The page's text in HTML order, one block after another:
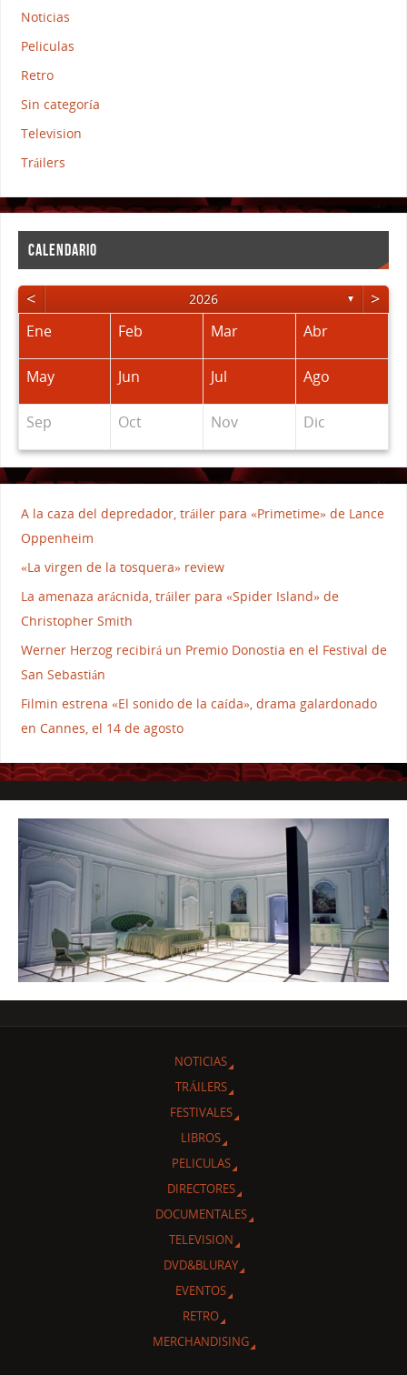
Noticias
Peliculas
Retro
Sin categoría
Television
Tráilers
CALENDARIO
< 2026 ▼ >
Ene Feb Mar Abr
May Jun Jul Ago
Sep Oct Nov Dic
A la caza del depredador, tráiler para «Primetime» de Lance
Oppenheim
«La virgen de la tosquera» review
La amenaza arácnida, tráiler para «Spider Island» de
Christopher Smith
Werner Herzog recibirá un Premio Donostia en el Festival de
San Sebastián
Filmin estrena «El sonido de la caída», drama galardonado
en Cannes, el 14 de agosto
NOTICIAS
TRÁILERS
FESTIVALES
LIBROS
PELICULAS
DIRECTORES
DOCUMENTALES
TELEVISION
DVD&BLURAY
EVENTOS
RETRO
MERCHANDISING